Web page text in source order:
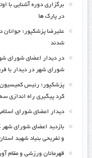
برگزاری دوره آشنایی با
در پارک ها
علیرضا پزشکپور؛
شدند
در دیدار اعضای شورای
شورای شهر در دیدار با
پزشکپور؛ رئیس کمیسیون
کرد پیگیری راه اندازی
دیدار اعضای شورای
بازدید اعضای شورای شهر
و تفریحی بنیاد شهید
قهرمانان ورزشی و مقام